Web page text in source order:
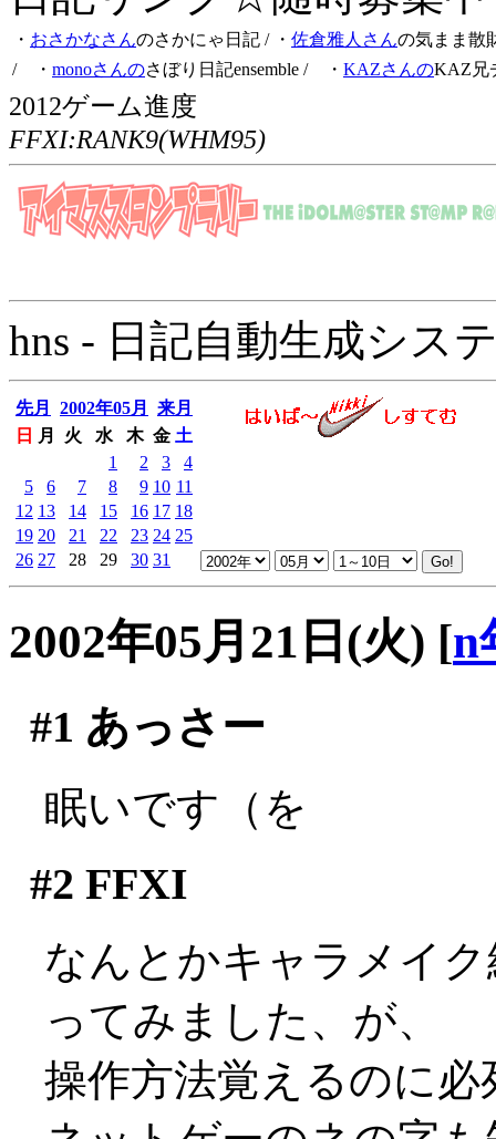
・ おさかなさんのさかにゃ日記 / ・ 佐倉雅人さんの気まま散
/ ・ monoさんのさぼり日記ensemble / ・ KAZさんのKAZ兄
2012ゲーム進度
FFXI:RANK9(WHM95)
hns - 日記自動生成シス
先月 2002年05月
来月
日
月 火 水 木 金 土
1
2 3
4
5
6 7 8 9 10 11
12 13 14 15 16 17 18
19 20 21 22 23 24 25
26 27 28 29 30 31
2002年05月21日(火) [n
#1 あっさー
眠いです（を
#2 FFXI
なんとかキャラメイ
ってみました、が、
操作方法覚えるのに必